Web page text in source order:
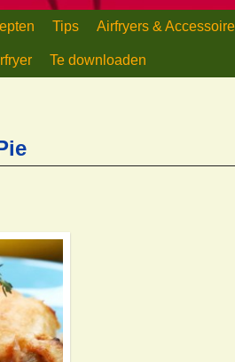
Tips Airfryers &
Te downloaden